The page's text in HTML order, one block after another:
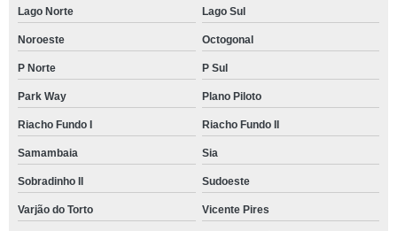
Lago Norte Lago Sul
Noroeste Octogonal
P Norte P Sul
Park Way Plano Piloto
Riacho Fundo I Riacho Fundo II
Samambaia Sia
Sobradinho II Sudoeste
Varjão do Torto Vicente Pires